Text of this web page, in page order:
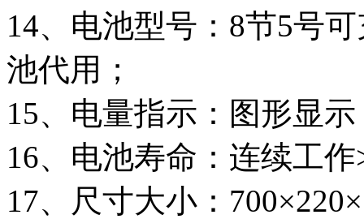
14、电池型号：8节5号
池代用；
15、电量指示：图形显示
16、电池寿命：连续工
17、尺寸大小：